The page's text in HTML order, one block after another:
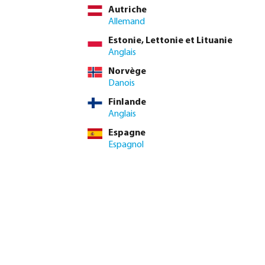
souhaitée ou utilisez les boutons pour augmenter ou
Ajouter au panier
Autriche
Allemand
Estonie, Lettonie et Lituanie
Anglais
Norvège
Danois
Finlande
Anglais
Espagne
Espagnol